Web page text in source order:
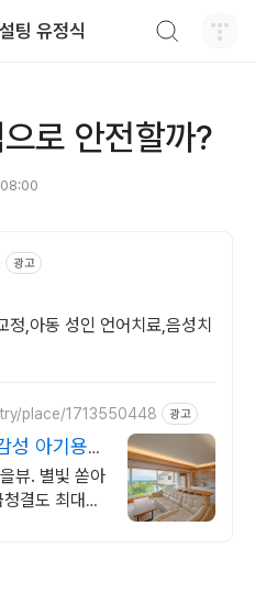
팅 유정식
로 안전할까?
광고
,아동 성인 언어치료,음성치
place/1713550448 광고
성 아기용품
뷰. 별빛 쏟아
결도 최대